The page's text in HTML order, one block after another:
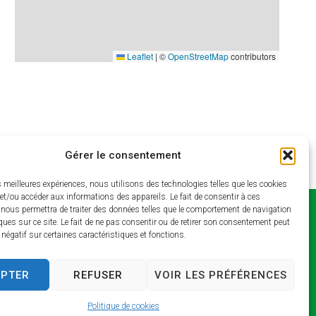
Gérer le consentement
meilleures expériences, nous utilisons des technologies telles que les cookies
ou accéder aux informations des appareils. Le fait de consentir à ces
permettra de traiter des données telles que le comportement de navigation
sur ce site. Le fait de ne pas consentir ou de retirer son consentement peut
négatif sur certaines caractéristiques et fonctions.
REFUSER VOIR LES PRÉFÉRENCES
Politique de cookies
Leaflet | ©OpenStreetMapcontributors
Horaires
Lundi et jeudi : 9h –
Mardi : 9h – 13h / 14h –